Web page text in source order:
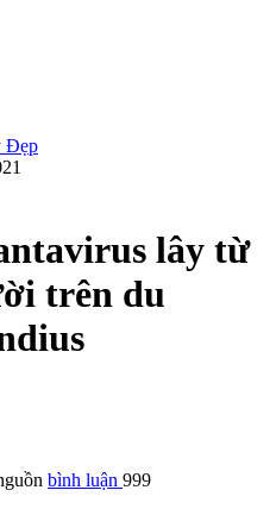
Đẹp
lây từ
trên du
bình luận 999